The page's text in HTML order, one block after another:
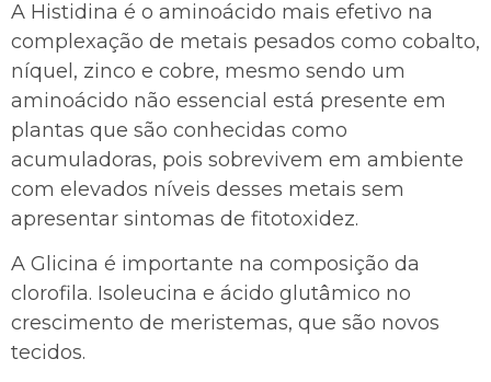
A Histidina é o aminoácido mais efetivo na
complexação de metais pesados como cobalto,
níquel, zinco e cobre, mesmo sendo um
aminoácido não essencial está presente em
plantas que são conhecidas como
acumuladoras, pois sobrevivem em ambiente
com elevados níveis desses metais sem
apresentar sintomas de fitotoxidez.
A Glicina é importante na composição da
clorofila. Isoleucina e ácido glutâmico no
crescimento de meristemas, que são novos
tecidos.